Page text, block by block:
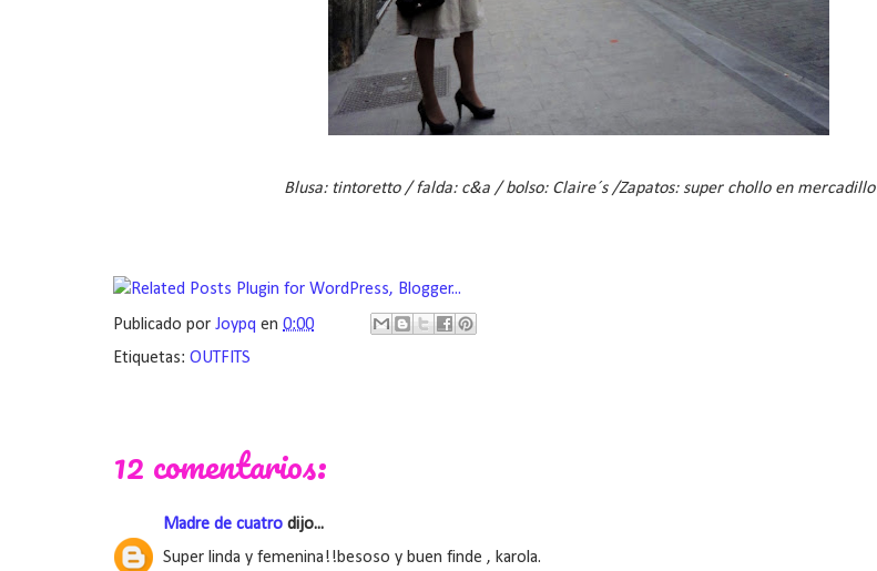
Blusa: tintoretto / falda: c&a / bolso: Claire´s /Zapatos: super chollo en mercadillo
Publicado por Joypq en 0:00
Etiquetas: OUTFITS
12 comentarios:
Madre de cuatro dijo...
Super linda y femenina!!besoso y buen finde , karola.